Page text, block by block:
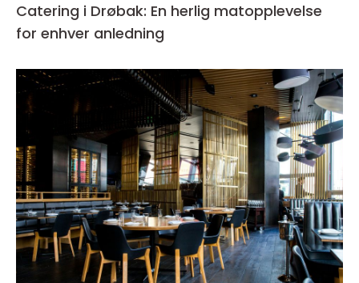
Catering i Drøbak: En herlig matopplevelse
for enhver anledning